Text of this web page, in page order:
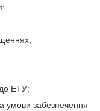
до ЕТУ;
умови забезпечення